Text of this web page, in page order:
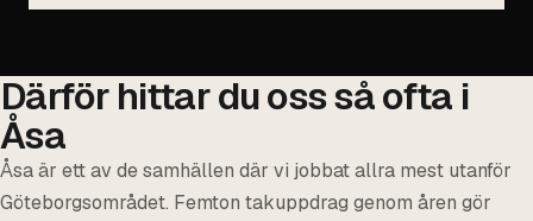
Därför hittar du oss så ofta i
Åsa
Åsa är ett av de samhällen där vi jobbat allra mest utanför
Göteborgsområdet. Femton takuppdrag genom åren gör